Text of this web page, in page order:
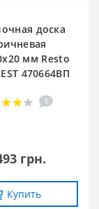
доска
мм Resto
470664ВП
1
грн.
Купить